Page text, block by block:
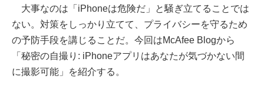
大事なのは「iPhoneは危険だ」と騒ぎ立てることでは
ない。対策をしっかり立てて、プライバシーを守るため
の予防手段を講じることだ。今回はMcAfee Blogから
「秘密の自撮り: iPhoneアプリはあなたが気づかない間
に撮影可能」を紹介する。